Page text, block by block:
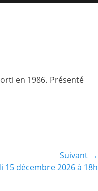
en 1986. Présenté
Suivant →
15 décembre 2026 à 18h